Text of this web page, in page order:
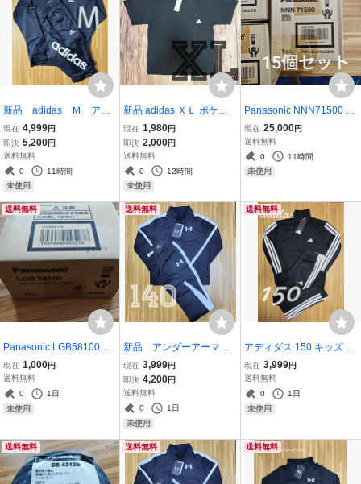
新品 adidas Ｍ アデ
ィダス ジャージ上下
メンズ ネイビー、紺
現在 4,999円
即決 5,200円
送料無料
0
11時間
未使用
新品 adidas ＸＬ ポケッ
ト付きTシャツ ブラック
ポケT ヘビーコットン ワ
ンポイント
現在 1,980円
即決 2,000円
送料無料
0
12時間
未使用
Panasonic NNN71500 パ
ナソニック LED照明器具
15個セット
現在 25,000円
送料無料
0
11時間
未使用
送料無料
Panasonic LGB58100 ダ
ウンシーリングライト ラ
ンプ別売 1台入
現在 1,000円
送料無料
0
1日
未使用
送料無料
新品 アンダーアーマ
ー ジャージ上下 １４
０ ガールズ セットアッ
プ ブラック
現在 3,999円
即決 4,200円
送料無料
0
1日
未使用
送料無料
アディダス 150 キッズ ジ
ャージ上下 ３本線 adidas
ブラック 黒
現在 3,999円
送料無料
0
1日
未使用
送料無料 送料無料 送料無料